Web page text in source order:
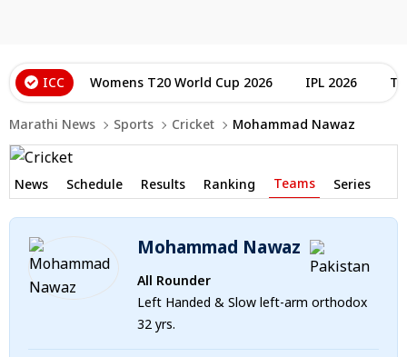
ICC Womens T20 World Cup 2026 IPL 2026
Marathi News Sports Cricket Mohammad Nawaz
News Schedule Results Ranking Teams Series
Mohammad Nawaz
All Rounder
Left Handed & Slow left-arm orthodox
32 yrs.